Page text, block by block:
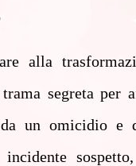
alla
segreta per
un omicidio e
incidente